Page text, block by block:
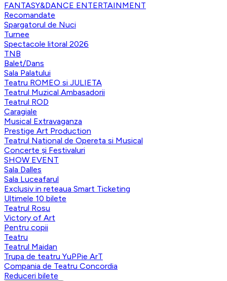
FANTASY&DANCE ENTERTAINMENT
Recomandate
Spargatorul de Nuci
Turnee
Spectacole litoral 2026
TNB
Balet/Dans
Sala Palatului
Teatru ROMEO si JULIETA
Teatrul Muzical Ambasadorii
Teatrul ROD
Caragiale
Musical Extravaganza
Prestige Art Production
Teatrul National de Opereta si Musical
Concerte și Festivaluri
SHOW EVENT
Sala Dalles
Sala Luceafarul
Exclusiv in reteaua Smart Ticketing
Ultimele 10 bilete
Teatrul Rosu
Victory of Art
Pentru copii
Teatru
Teatrul Maidan
Trupa de teatru YuPPie ArT
Compania de Teatru Concordia
Reduceri bilete